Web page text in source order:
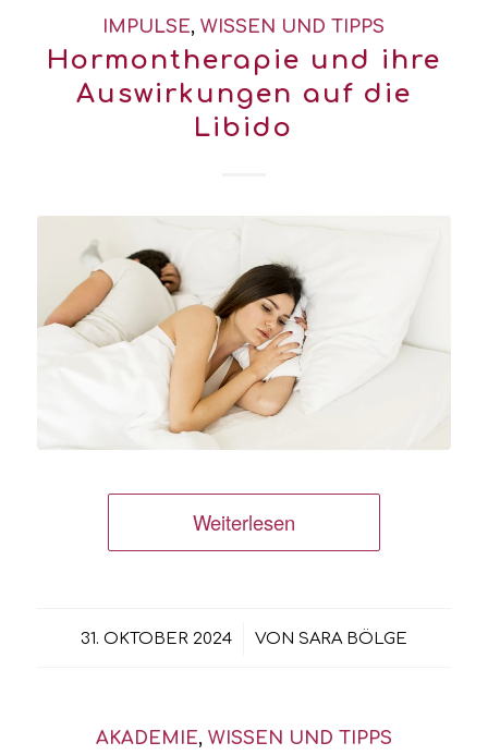
IMPULSE,WISSEN UND TIPPS
Hormontherapie und ihre
Auswirkungen auf die
Libido
Weiterlesen
31. OKTOBER 2024
/ VON SARA BÖLGE
AKADEMIE, WISSEN UND TIPPS